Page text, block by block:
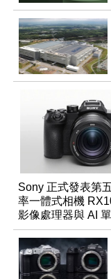
Sony 正式發表第
率一體式相機
影像處理器與 AI